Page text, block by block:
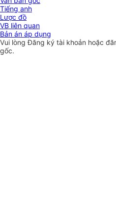
Tiếng anh
Lược đồ
VB liên quan
Bản án áp dụng
Vui lòngĐăng ký tài khoản hoặc
gốc.